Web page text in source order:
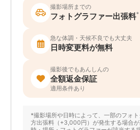
撮影場所までの
フォトグラファー出張料*
急な体調・天候不良でも大丈夫
日時変更料が無料
撮影後でもあんしんの
全額返金保証
適用条件あり
*撮影場所や日時によって、一部のフォ
方出張料（+3,000円）が発生する場合